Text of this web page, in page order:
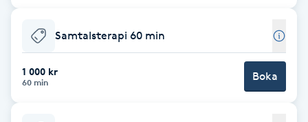
Bambumassage
Samtalsterapi 60 min
1 000 kr
60 min Boka